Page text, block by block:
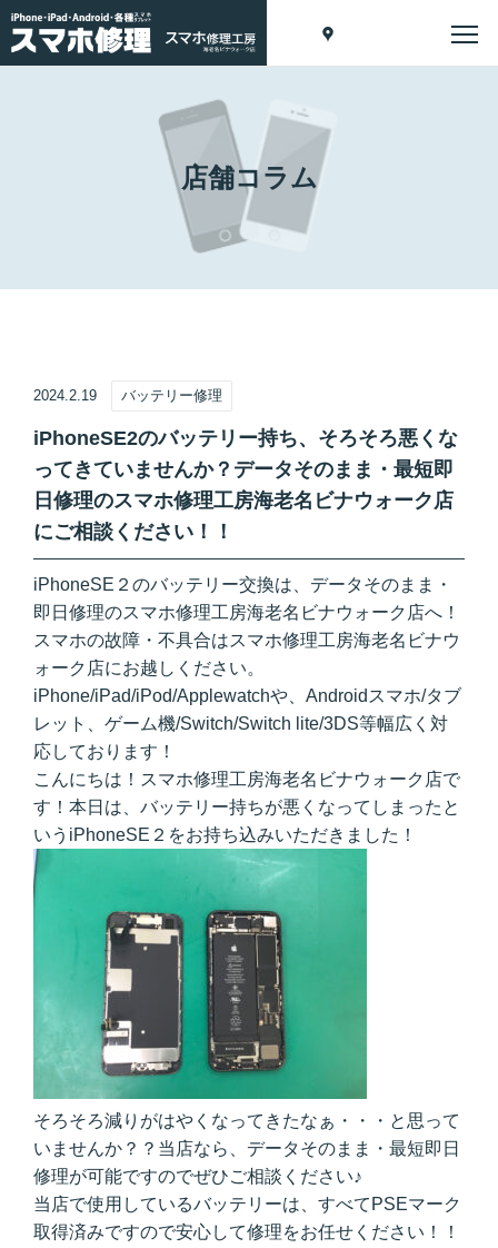
店舗コラム
2024.2.19 バッテリー修理
iPhoneSE2のバッテリー持ち、そろそろ悪くな
ってきていませんか？データそのまま・最短即
日修理のスマホ修理工房海老名ビナウォーク店
にご相談ください！！
iPhoneSE２のバッテリー交換は、データそのまま・
即日修理のスマホ修理工房海老名ビナウォーク店へ！
スマホの故障・不具合はスマホ修理工房海老名ビナウ
ォーク店にお越しください。
iPhone/iPad/iPod/Applewatchや、Androidスマホ/タブ
レット、ゲーム機/Switch/Switch lite/3DS等幅広く対
応しております！
こんにちは！スマホ修理工房海老名ビナウォーク店で
す！本日は、バッテリー持ちが悪くなってしまったと
いうiPhoneSE２をお持ち込みいただきました！
そろそろ減りがはやくなってきたなぁ・・・と思って
いませんか？？当店なら、データそのまま・最短即日
修理が可能ですのでぜひご相談ください♪
当店で使用しているバッテリーは、すべてPSEマーク
取得済みですので安心して修理をお任せください！！